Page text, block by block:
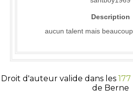
Description
aucun talent mais
Droit d'auteur valide dans les
de Berne